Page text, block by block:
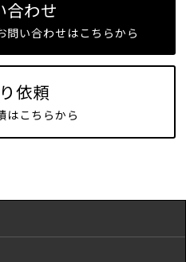
合わせ
問い合わせはこちらから
依頼
はこちらから